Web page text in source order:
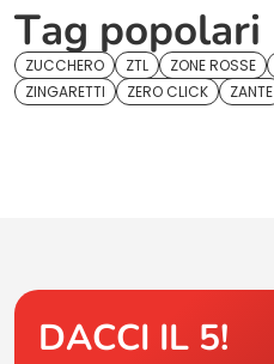
Tag popolari
ZUCCHERO ZTL ZONE ROSSE
ZINGARETTI
ZERO CLICK ZANTE
DACCI IL 5!